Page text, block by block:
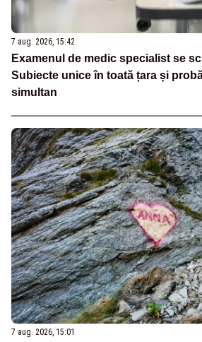
7 aug. 2026, 15:42
Examenul de medic specialist se
Subiecte unice în toată țara și
simultan
7 aug. 2026, 15:01